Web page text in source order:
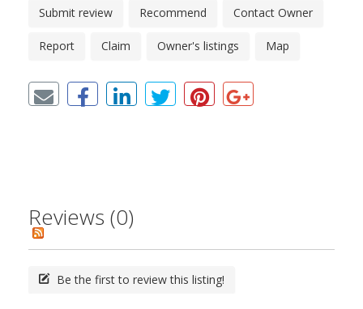
Submit review Recommend Contact Owner
Report Claim Owner's listings Map
Reviews (0)
Be the first to review this listing!